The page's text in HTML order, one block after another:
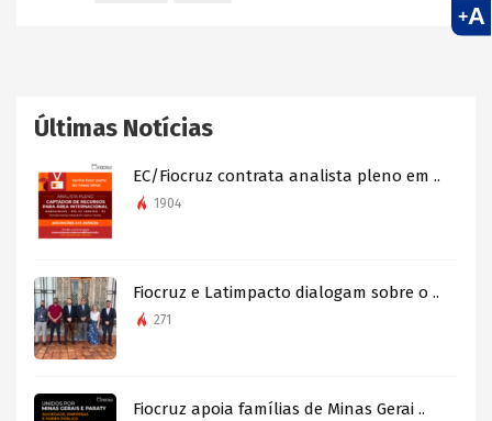
Últimas Notícias
EC/Fiocruz contrata analista pleno em ..
1904
Fiocruz e Latimpacto dialogam sobre o ..
271
Fiocruz apoia famílias de Minas Gerai ..
+A